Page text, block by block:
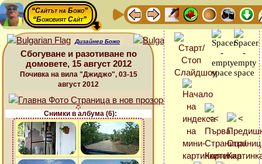
“Сайтът на Божо”
“Божовият Сайт”
Дизайнер Божо
Сбогуване и разотиване по
домовете, 15 август 2012
Почивка на вила "Джиджо", 03-15
август 2012
Снимки в албума (6):